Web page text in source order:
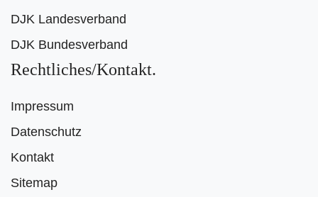
DJK Landesverband
DJK Bundesverband
Rechtliches/Kontakt
Impressum
Datenschutz
Kontakt
Sitemap